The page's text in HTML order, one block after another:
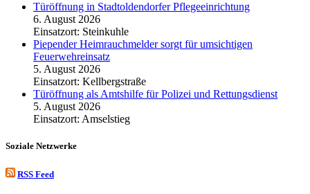
Türöffnung in Stadtoldendorfer Pflegeeinrichtung
6. August 2026
Einsatzort: Steinkuhle
Piepender Heimrauchmelder sorgt für umsichtigen
Feuerwehreinsatz
5. August 2026
Einsatzort: Kellbergstraße
Türöffnung als Amtshilfe für Polizei und Rettungsdienst
5. August 2026
Einsatzort: Amselstieg
Soziale Netzwerke
RSS Feed